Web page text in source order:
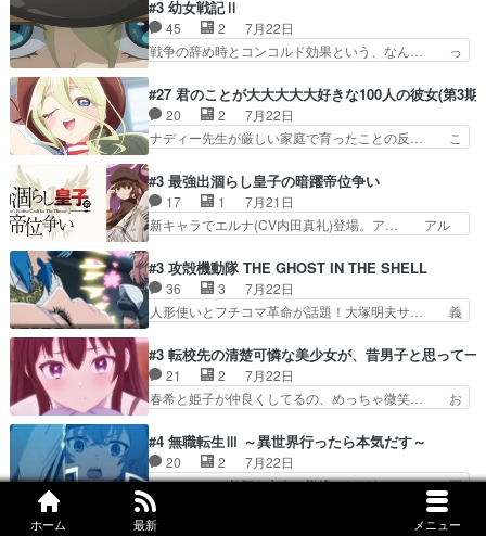
ホーム 最新 メニュー
ゴリラに飽きてニワトリにス… セルリスには見守
り役が居ないとアカンね自… すみませんセルリス
萌えでした魔族の男の子…
対する恐怖ね。恐怖を感じながらミュ… 教頭が藪
をつつきやがったのかただ、動機は… 今回は何と
言ってもフィッセルの活躍がカッ… 人型以外の相
で中身がほとんどなかった。… 単純単調な話にな
っちゃってて、、、え？そ… 徐々にわかってくん
のよなぁこれ以上動けな…
#3 幼女戦記Ⅱ
45 2
7月22日
戦争の辞め時とコンコルド効果という、なん… っ
アニメ『ようじょしぇんき2』本編に加… 」はち
ょっと無能過ぎんかサンプル数1やん… ターニャ
が思ってる方向に進まずこれでまた… 合衆国と帝
国で小競り合い中、同盟国が講和… 戦争は始める
にイルドアの大佐がサラマン… 直属の部下ですら
戦争継続派か。。戦争は始… 「（あの量の差が気
になるッ!!!）」ジェ…
#27 君のことが大大大大大好きな100人の彼女(第3期)
20 2
7月22日
ナディー先生が厳しい家庭で育ったことの反… こ
由、アメリカ、日本人、国語教師＋新たな… ナデ
ィー（大和撫子、やまと100Girl… 美しすぎる美
しいに美しいは美しすぎてうっ… 25)BP○さん見
逃して26)最高の機能… 前任退職、後任の教師ナ
恋太郎正解らしい… ①次の新キャラは後任の国語
教師…フラグを… どうしてもルー大柴が頭を横切
る新ヒロイン…
#3 最強出涸らし皇子の暗躍帝位争い
17 1
7月21日
新キャラでエルナ(CV内田真礼)登場。ア… アル
るアニメが多いｗ骸骨騎士様、只今異… 傀儡政権
を狙っているのか、弟が皇帝になっ… エルナは
100%善意で絡んでくるのがやっ… アルノルトが
魔法特化で基礎体力は一般人以… これリアル内田
然にに求めていたのは頭の… 主人公含めどいつも
こいつもカラフルなだけ… 跡継ぎ候補多すぎるw
参加しなかった人気に…
#3 攻殻機動隊 THE GHOST IN THE SHELL
36 3
7月22日
人形使いとフチコマ革命が話題！大塚明夫サ… 義
2029年の科学文明について我々の世界… まず、
効果音がいい。私が思うに、銃撃戦が… いきなり
のハラハラ感。犯人をどんどん追い… 擬似記憶な
の本物なのか分からないと思う？… をバンダイチ
OVAならアリかな。ICT… 冒頭のアクションから
釘付けだった。皆人形… ひとつの単体の作品とし
ては悪くないと思い…
#3 転校先の清楚可憐な美少女が、昔男子と思って一
21 2
7月22日
春希と姫子が仲良くしてるの、めっちゃ微笑… お
堂さんが女性だってことみんな知らなか… 姫子さ
んと三岳さんがラストに姫子さんのお… 初めて夜
のコンビニに行った隼人と姫子は偶… こういう学
園物のラブコメ元々好きだから設… にしても妹は
普通にハルキに嫉妬せず仲良く… ３話に「三岳長
#4 無職転生Ⅲ ～異世界行ったら本気だす～
20 2
7月22日
シルフィーが叡智な方向に勘違いしてたの、… 正
しい意味での淫乱だと思うギースいい顔に… をバ
ンダイチャンネルで視聴。リーリャさん… なんか
#3 レッツゴー怪奇組